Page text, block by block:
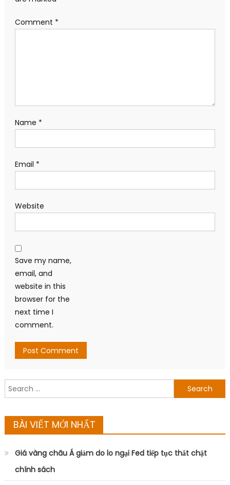
Comment *
Name *
Email *
Website
Save my name,
email, and
website in this
browser for the
next time I
comment.
Search
for:
BÀI VIẾT MỚI NHẤT
Giá vàng châu Á giảm do lo ngại Fed tiếp tục thắt chặt
chính sách